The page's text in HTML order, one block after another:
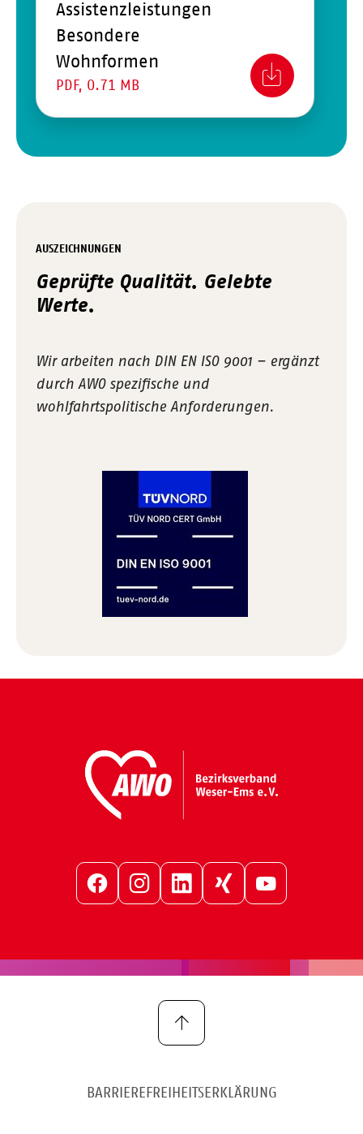
Assistenzleistungen
Besondere
Wohnformen
PDF, 0.71 MB
AUSZEICHNUNGEN
Geprüfte Qualität. Gelebte
Werte.
Wir arbeiten nach DIN EN ISO 9001 – ergänzt
durch AWO spezifische und
wohlfahrtspolitische Anforderungen.
FacebookInstagramLinkedInXing YouTube
BARRIEREFREIHEITSERKLÄRUNG